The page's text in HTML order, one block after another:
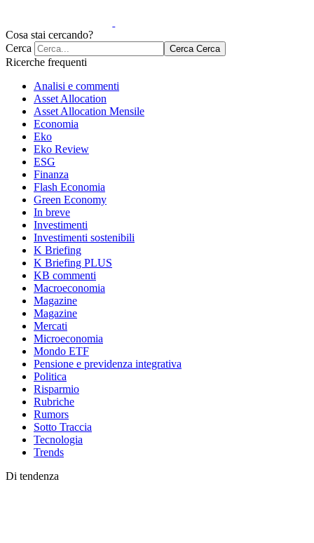
Cosa stai cercando?
Cerca
Cerca Cerca
Ricerche frequenti
Analisi e commenti
Asset Allocation
Asset Allocation Mensile
Economia
Eko
Eko Review
ESG
Finanza
Flash Economia
Green Economy
In breve
Investimenti
Investimenti sostenibili
K Briefing
K Briefing PLUS
KB commenti
Macroeconomia
Magazine
Magazine
Mercati
Microeconomia
Mondo ETF
Pensione e previdenza integrativa
Politica
Risparmio
Rubriche
Rumors
Sotto Traccia
Tecnologia
Trends
Di tendenza